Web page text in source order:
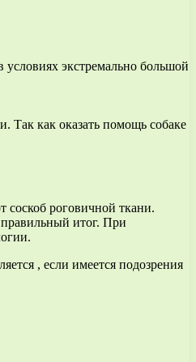
экстремально большой
Так как оказать помощь собаке
соскоб роговичной ткани.
правильный итог. При
, если имеется подозрения